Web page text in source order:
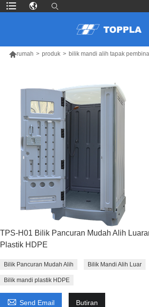
rumah > produk > bilik mandi alih tapak
TPS-H01 Bilik Pancuran Mudah Alih
Plastik HDPE
Bilik Pancuran Mudah Alih Bilik Mandi Alih Luar
Bilik mandi plastik HDPE
 Send Email Butiran